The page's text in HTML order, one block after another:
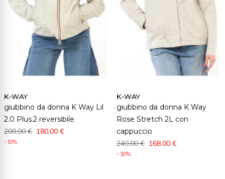
K-WAY
giubbino da donna K Way Lil
2.0 Plus.2 reversibile
200,00 € 180,00 €
- 10%
K-WAY
giubbino da donna K Way
Rose Stretch 2L con
cappuccio
240,00 € 168,00 €
- 30%